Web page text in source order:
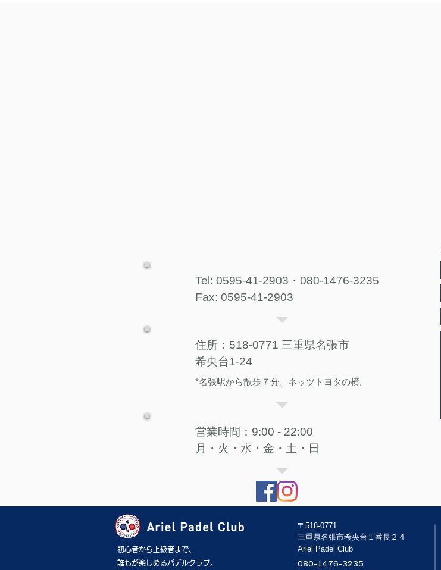
Tel: 0595-41-2903・080-1476-3235
Fax: 0595-41-2903
住所：518-0771 三重県名張市
希央台1-24
*名張駅から散歩７分。​ネッツトヨタの横。
営業時間：9:00 - 22:00
月・火・水・金・土・日
初心者から上級者まで、
誰もが楽しめるパデルクラブ。
〒518-0771
​三重県名張市希央台１番長２４
Ariel Padel Club
080-1476-3235